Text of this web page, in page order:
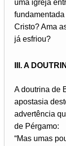
uma igreja
Cristo? Ama
já esfriou?
III. A
A doutrina de
apostasia
advertência
de Pérgamo:
“Mas umas